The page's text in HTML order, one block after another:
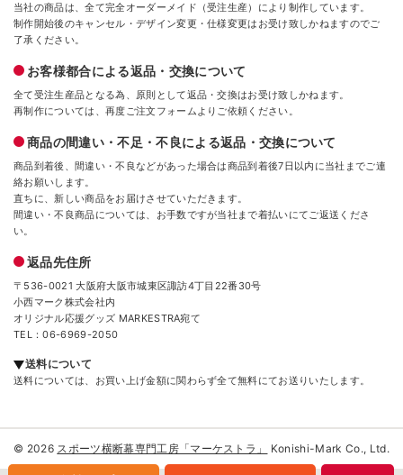
当社の商品は、全て完全オーダーメイド（受注生産）により制作しています。
制作開始後のキャンセル・デザイン変更・仕様変更はお受け致しかねますのでご
了承ください。
お客様都合による返品・交換について
全て受注生産品となる為、原則として返品・交換はお受け致しかねます。
再制作については、再度ご注文フォームよりご依頼ください。
商品の間違い・不足・不良による返品・交換について
商品到着後、間違い・不良などがあった場合は商品到着後7日以内に当社までご連
絡お願いします。
直ちに、新しい商品をお届けさせていただきます。
間違い・不良商品については、お手数ですが当社まで着払いにてご返送くださ
い。
返品先住所
〒536-0021 大阪府大阪市城東区諏訪4丁目22番30号
小西マーク株式会社内
オリジナル応援グッズ MARKESTRA宛て
TEL：06-6969-2050
送料について
送料については、お買い上げ金額に関わらず全て無料にてお送りいたします。
© 2026 スポーツ横断幕専門工房「マーケストラ」 Konishi-Mark Co., Ltd.